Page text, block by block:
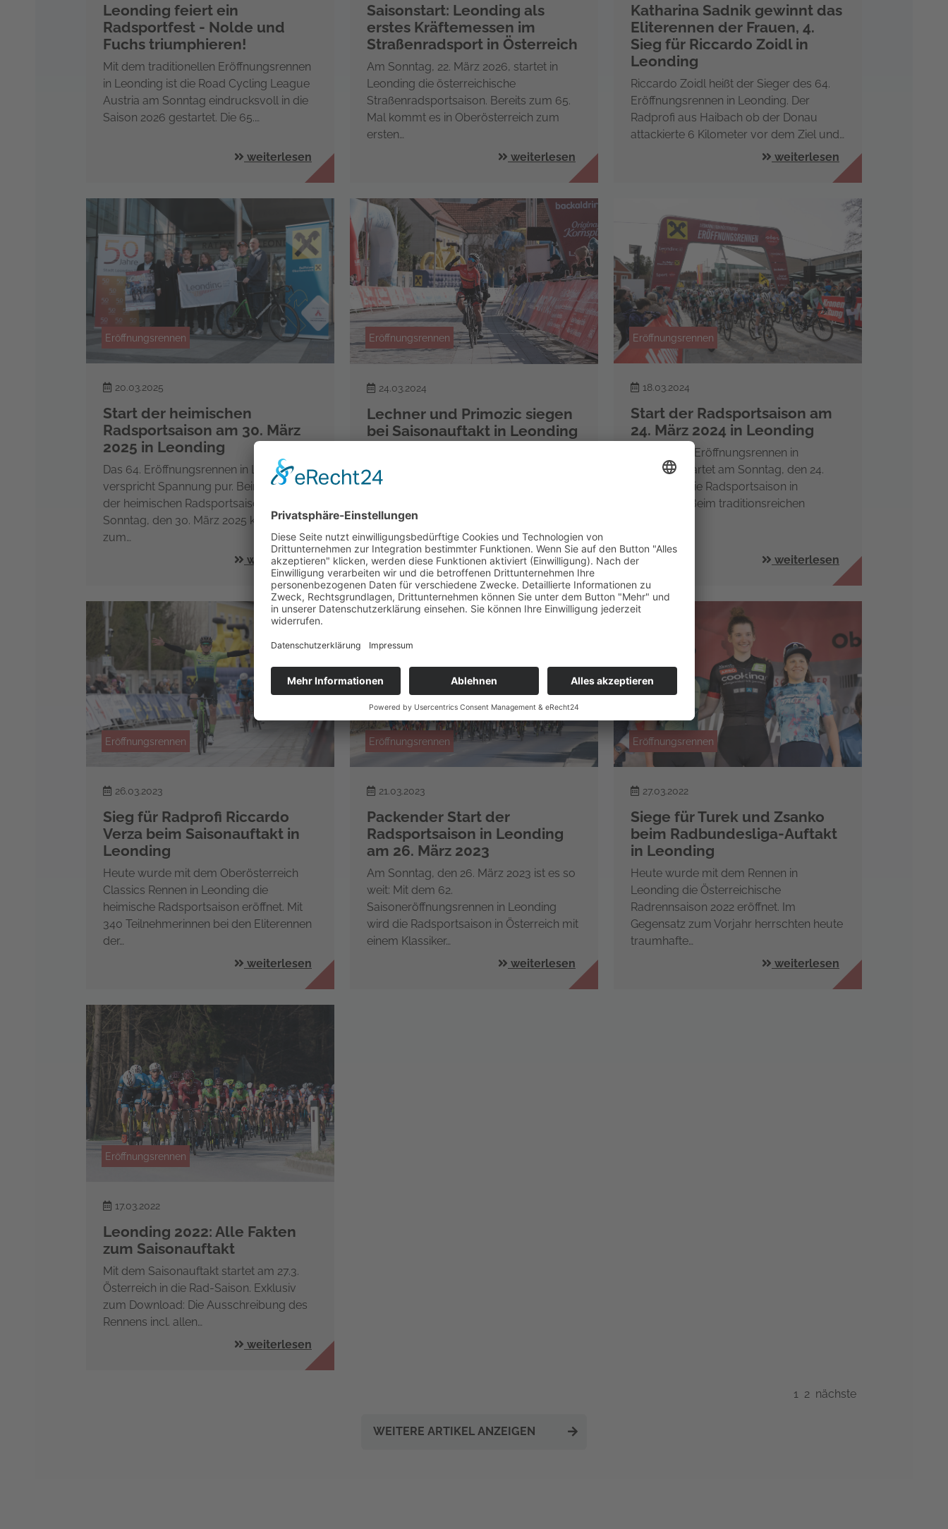
Leonding feiert ein
Radsportfest - Nolde und
Fuchs triumphieren!
Mit dem traditionellen Eröffnungsrennen
in Leonding ist die Road Cycling League
Austria am Sonntag eindrucksvoll in die
Saison 2026 gestartet. Die 65.…
weiterlesen
Saisonstart: Leonding als
erstes Kräftemessen im
Straßenradsport in Österreich
Am Sonntag, 22. März 2026, startet in
Leonding die österreichische
Straßenradsportsaison. Bereits zum 65.
Mal kommt es in Oberösterreich zum
ersten…
weiterlesen
Katharina Sadnik gewinnt das
Eliterennen der Frauen, 4.
Sieg für Riccardo Zoidl in
Leonding
Riccardo Zoidl heißt der Sieger des 64.
Eröffnungsrennen in Leonding. Der
Radprofi aus Haibach ob der Donau
attackierte 6 Kilometer vor dem Ziel und…
weiterlesen
Eröffnungsrennen
20.03.2025
Start der heimischen
Radsportsaison am 30. März
2025 in Leonding
Das 64. Eröffnungsrennen in Leonding
verspricht Spannung pur. Beim Auftakt
der heimischen Radsportsaison am
Sonntag, den 30. März 2025 kommt es
zum…
weiterlesen
Eröffnungsrennen
24.03.2024
Lechner und Primozic siegen
bei Saisonauftakt in Leonding
wurde heute die road cycling league
Austria 2024 in Leonding gestartet. Mit
weiterlesen
Eröffnungsrennen
18.03.2024
Start der Radsportsaison am
24. März 2024 in Leonding
Mit dem 63. Eröffnungsrennen in
Leonding startet am Sonntag, den 24.
März 2024 die Radsportsaison in
Österreich. Beim traditionsreichen
weiterlesen
Eröffnungsrennen
26.03.2023
Sieg für Radprofi Riccardo
Verza beim Saisonauftakt in
Leonding
Heute wurde mit dem Oberösterreich
Classics Rennen in Leonding die
heimische Radsportsaison eröffnet. Mit
340 Teilnehmerinnen bei den Eliterennen
der…
weiterlesen
Eröffnungsrennen
21.03.2023
Packender Start der
Radsportsaison in Leonding
am 26. März 2023
Am Sonntag, den 26. März 2023 ist es so
weit: Mit dem 62.
Saisoneröffnungsrennen in Leonding
wird die Radsportsaison in Österreich mit
einem Klassiker…
weiterlesen
Eröffnungsrennen
27.03.2022
Siege für Turek und Zsanko
beim Radbundesliga-Auftakt
in Leonding
Heute wurde mit dem Rennen in
Leonding die Österreichische
Radrennsaison 2022 eröffnet. Im
Gegensatz zum Vorjahr herrschten heute
traumhafte…
weiterlesen
Eröffnungsrennen
17.03.2022
Leonding 2022: Alle Fakten
zum Saisonauftakt
Mit dem Saisonauftakt startet am 27.3.
Österreich in die Rad-Saison. Exklusiv
zum Download: Die Ausschreibung des
Rennens incl. allen…
weiterlesen
1 2 nächste
WEITERE ARTIKEL ANZEIGEN